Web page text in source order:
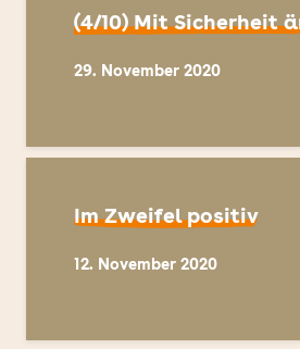
(4/10) Mit Sicherheit
29. November 2020
Im Zweifel positiv
12. November 2020